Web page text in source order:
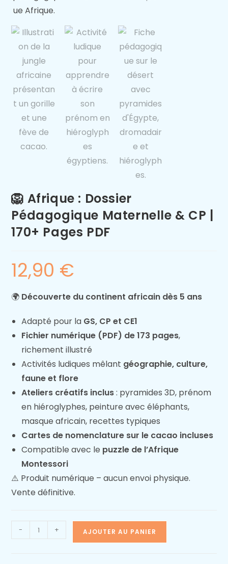
🦁 Afrique : Dossier
Pédagogique Maternelle & CP |
170+ Pages PDF
12,90 €
🌍 Découverte du continent africain dès 5 ans
Adapté pour la GS, CP et CE1
Fichier numérique (PDF) de 173 pages,
richement illustré
Activités ludiques mêlant géographie, culture,
faune et flore
Ateliers créatifs inclus: pyramides 3D, prénom
en hiéroglyphes, peinture avec éléphants,
masque africain, recettes typiques
Cartes de nomenclature sur le cacao incluses
Compatible avec le puzzle de l’Afrique
Montessori
⚠️ Produit numérique – aucun envoi physique.
Vente définitive.
- + AJOUTER AU PANIER